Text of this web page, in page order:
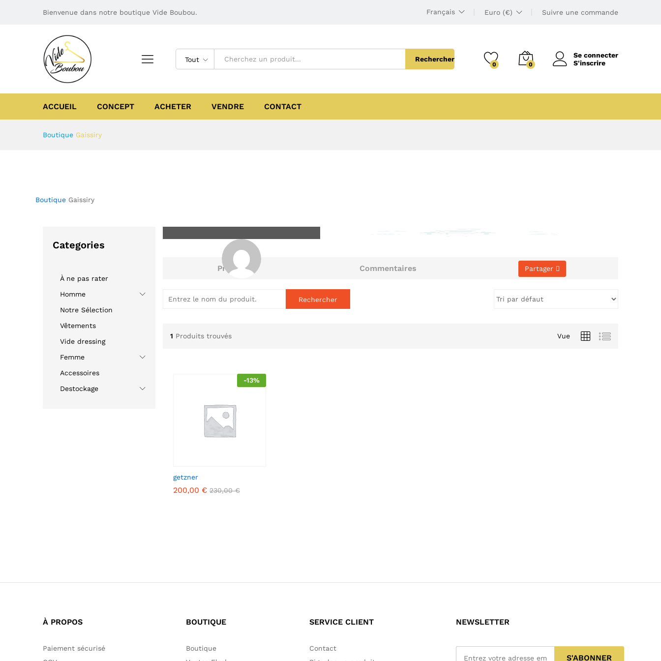
Bienvenue dans notre boutique Vide Boubou. Français Euro (€) Suivre une commande
Tout Rechercher
0 0
Se connecter
S'inscrire
ACCUEIL CONCEPT ACHETER VENDRE CONTACT
Boutique Gaissiry
Boutique Gaissiry
Categories
À ne pas rater
Homme
Notre Sélection
Vêtements
Vide dressing
Femme
Accessoires
Destockage
Aucune évaluation trouvée pour le
Produits Commentaires Partager
1 Produits trouvés Vue
-13%
getzner
200,00 € 230,00€
À PROPOS
Paiement sécurisé
BOUTIQUE
Boutique
SERVICE CLIENT
Contact
NEWSLETTER